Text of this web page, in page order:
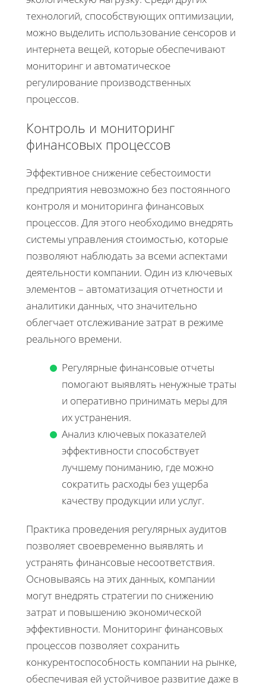
технологий, способствующих оптимизации,
можно выделить использование сенсоров и
интернета вещей, которые обеспечивают
мониторинг и автоматическое
регулирование производственных
процессов.
Контроль и мониторинг
финансовых процессов
Эффективное снижение себестоимости
предприятия невозможно без постоянного
контроля и мониторинга финансовых
процессов. Для этого необходимо внедрять
системы управления стоимостью, которые
позволяют наблюдать за всеми аспектами
деятельности компании. Один из ключевых
элементов – автоматизация отчетности и
аналитики данных, что значительно
облегчает отслеживание затрат в режиме
реального времени.
Регулярные финансовые отчеты
помогают выявлять ненужные траты
и оперативно принимать меры для
их устранения.
Анализ ключевых показателей
эффективности способствует
лучшему пониманию, где можно
сократить расходы без ущерба
качеству продукции или услуг.
Практика проведения регулярных аудитов
позволяет своевременно выявлять и
устранять финансовые несоответствия.
Основываясь на этих данных, компании
могут внедрять стратегии по снижению
затрат и повышению экономической
эффективности. Мониторинг финансовых
процессов позволяет сохранить
конкурентоспособность компании на рынке,
обеспечивая ей устойчивое развитие даже в